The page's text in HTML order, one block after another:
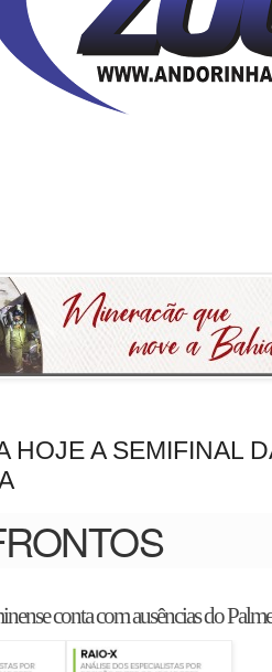
HOJE A SEMIFINAL
conta com ausências do